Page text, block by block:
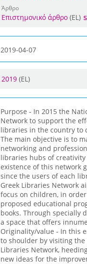
Άρθρο
Επιστημονικό άρθρο(EL)
2019-04-07
2019 (EL)
Purpose - In 2015 the
Network to support the
libraries in the country to
The main objective is to
networking and
libraries hubs of
existence of this network
since the users of each
Greek Libraries Network
focus on children, in
proposed educational
books. Through specially
a space that offers
Originality/value - In this
to shoulder by visiting
Libraries Network,
new ideas for the